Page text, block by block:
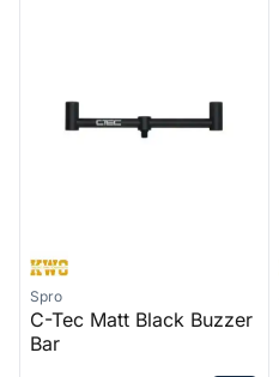
Spro
C-Tec Matt Black Buzzer
Bar